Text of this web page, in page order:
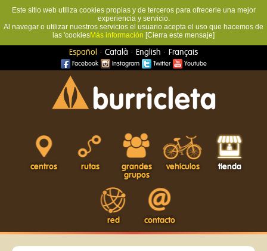
Este sitio web utiliza cookies propias y de terceros para ofrecerle una mejor
experiencia y servicio.
Al navegar o utilizar nuestros servicios el usuario acepta el uso que hacemos de
las 'cookiesMás información [Cierra este mensaje]
Español · Català · English · Français
Facebook Instagram Twitter Youtube
centros rutas
grandes
grupos
vehículos tienda
red contacto